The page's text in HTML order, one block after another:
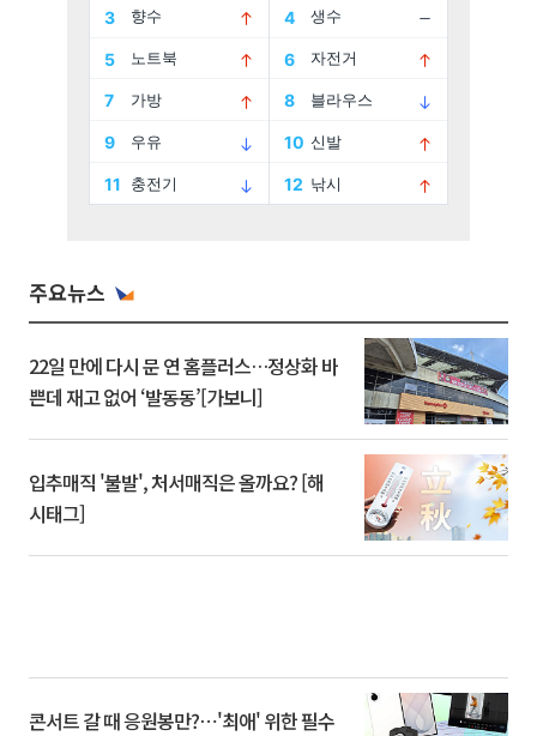
주요뉴스
22일 만에 다시 문 연 홈플러스…정상화 바
쁜데 재고 없어 ‘발동동’[가보니]
입추매직 '불발', 처서매직은 올까요? [해
시태그]
콘서트 갈 때 응원봉만?⋯'최애' 위한 필수